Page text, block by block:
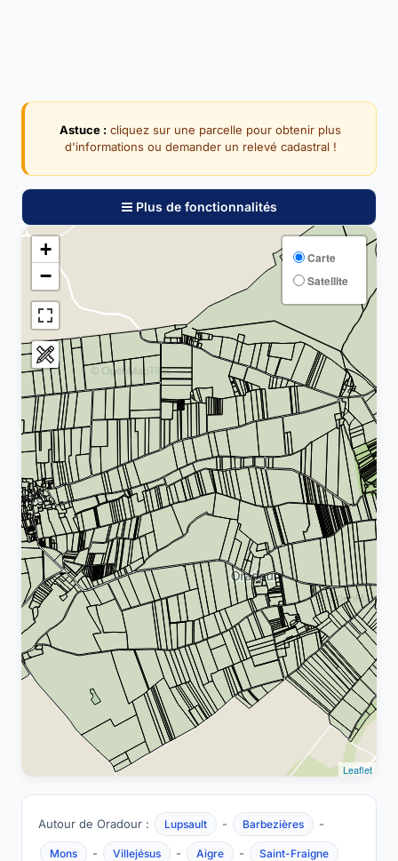
Astuce : cliquez sur une parcelle pour obtenir plus
d'informations ou demander un relevé cadastral !
Plus de fonctionnalités
+
−
Carte
Satellite
Leaflet
Autour de Oradour : Lupsault - Barbezières -
Mons - Villejésus - Aigre - Saint-Fraigne